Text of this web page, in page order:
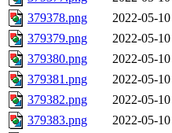
379378.png
2022-05-
379379.png
2022-05-
379380.png
2022-05-
379381.png
2022-05-
379382.png
2022-05-
379383.png
2022-05-